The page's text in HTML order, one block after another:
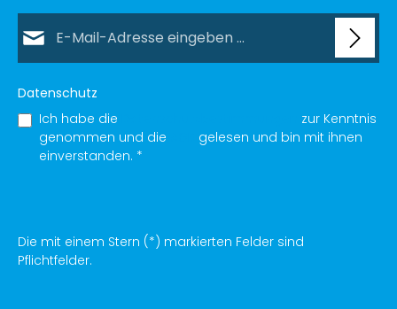
Datenschutz
Ich habe die
zur Kenntnis
genommen und die
gelesen und bin mit ihnen
einverstanden. *
Die mit einem Stern (*) markierten Felder sind
Pflichtfelder.